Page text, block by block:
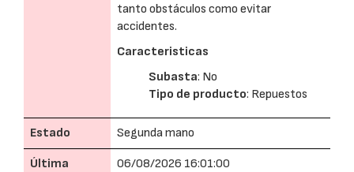
tanto obstáculos como evitar
accidentes.
Caracteristicas
Subasta: No
Tipo de producto: Repuestos
Estado Segunda mano
Última
06/08/2026 16:01:00